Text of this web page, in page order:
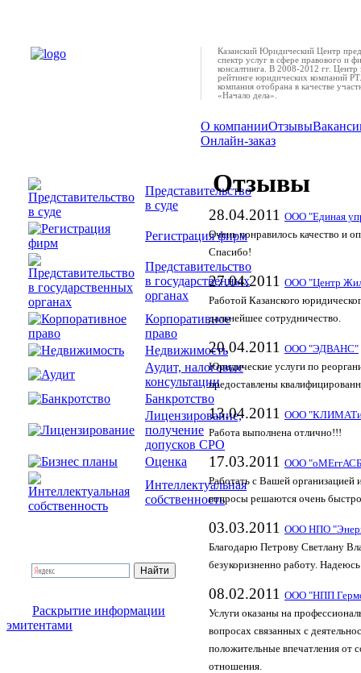
Представительство
в суде
Регистрация фирм
Представительство
в государственных
органах
Корпоративное
право
Недвижимость
Аудит, налоговые
консультации
Банкротство
Лицензирование,
получение
допусков СРО
Оценка
Интеллектуальная
собственность
Раскрытие информации
эмитентами
Казанский Юридический Центр
спектр услуг в сфере правового и
консалтинга. В 2008-2012 гг. Центр
рейтинге юридических компаний
компания отобрана в качестве
«Начало дела».
О компанииОтзывы
Онлайн-заказ
Отзывы
28.04.2011
ООО "Единая
Очень понравилось качество и
Спасибо!
27.04.2011
ООО "Центр
Работой Казанского
дальнейшее сотрудничество.
20.04.2011
ООО "ЭДВАНС"
Юридические услуги по
предоставлены
13.04.2011
ООО
Работа выполнена отлично!!!
17.03.2011
ООО
Работать с Вашей организацией
вопросы решаются очень
03.03.2011
ООО НПО
Благодарю Петрову Светлану
безукоризненно работу.
08.02.2011
ООО "НПП
Услуги оказаны на
вопросах связанных с
положительные впечатления от
отношения.